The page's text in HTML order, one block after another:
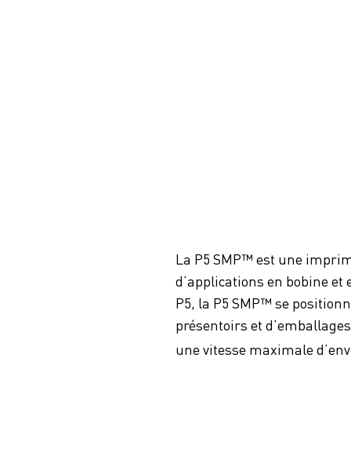
La P5 SMP™ est une
dʼapplications en bobine
P5, la P5 SMP™ se
présentoirs et
une vitesse maximale